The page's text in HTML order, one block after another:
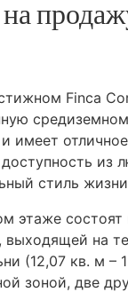
Finca
имеет
стиль
этаже
на
(12,07 кв. м –
зоной, две